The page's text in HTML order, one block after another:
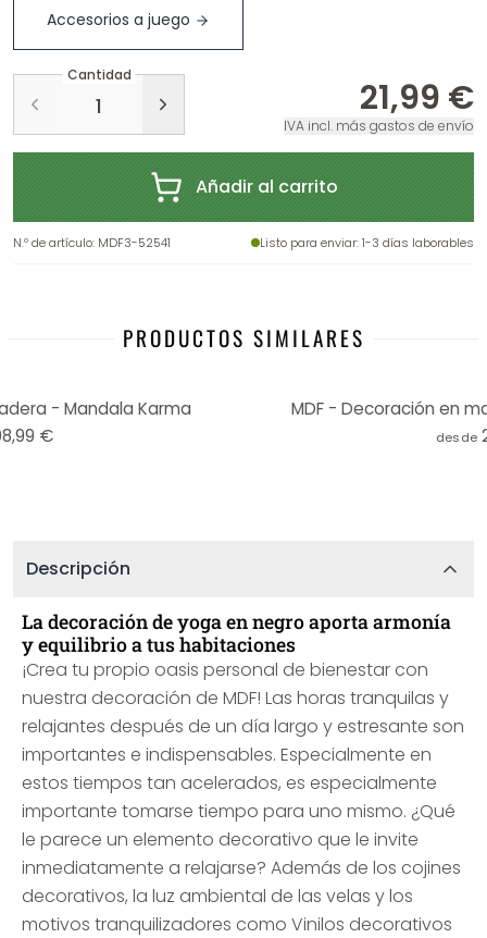
Accesorios a juego
Cantidad
21,99 €
IVA incl. más gastos de envío
Añadir al carrito
N.º de artículo: MDF3-52541 Listo para enviar: 1-3 días laborables
PRODUCTOS SIMILARES
- Mandala Karma
€
MDF - Decoración en
desde
Descripción
La decoración de yoga en negro aporta armonía
y equilibrio a tus habitaciones
¡Crea tu propio oasis personal de bienestar con
nuestra decoración de MDF! Las horas tranquilas y
relajantes después de un día largo y estresante son
importantes e indispensables. Especialmente en
estos tiempos tan acelerados, es especialmente
importante tomarse tiempo para uno mismo. ¿Qué
le parece un elemento decorativo que le invite
inmediatamente a relajarse? Además de los cojines
decorativos, la luz ambiental de las velas y los
motivos tranquilizadores como Vinilos decorativos